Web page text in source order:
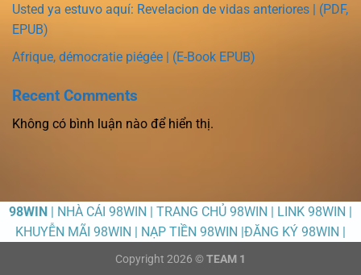
Usted ya estuvo aquí: Revelacion de vidas anteriores | (PDF,
EPUB)
Afrique, démocratie piégée | (E-Book EPUB)
Recent Comments
Không có bình luận nào để hiển thị.
98WIN | NHÀ CÁI 98WIN | TRANG CHỦ 98WIN | LINK 98WIN |
KHUYỄN MÃI 98WIN | NẠP TIỀN 98WIN |ĐĂNG KÝ 98WIN |
Copyright 2026 © TEAM 1